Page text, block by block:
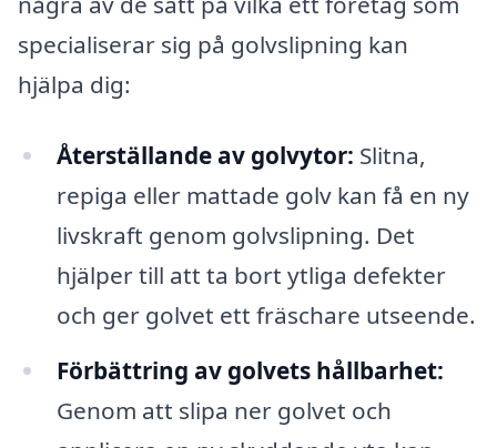
specialiserar sig på golvslipning kan
hjälpa dig:
Återställande av golvytor: Slitna,
repiga eller mattade golv kan få en ny
livskraft genom golvslipning. Det
hjälper till att ta bort ytliga defekter
och ger golvet ett fräschare utseende.
Förbättring av golvets hållbarhet:
Genom att slipa ner golvet och